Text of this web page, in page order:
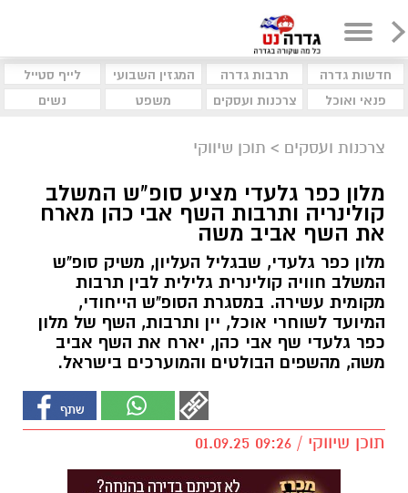
חדשות גדרה תרבות גדרה המגזין השבועי
לייף סטייל
פנאי ואוכל
צרכנות ועסקים משפט נשים
צרכנות ועסקים > תוכן שיווקי
מלון כפר גלעדי מציע סופ"ש המשלב
קולינריה ותרבות השף אבי כהן מארח
את השף אביב משה
מלון כפר גלעדי, שבגליל העליון, משיק סופ"ש
המשלב חוויה קולינרית גלילית לבין תרבות
מקומית עשירה. במסגרת הסופ"ש הייחודי,
המיועד לשוחרי אוכל, יין ותרבות, השף של מלון
כפר גלעדי שף אבי כהן, יארח את השף אביב
משה, מהשפים הבולטים והמוערכים בישראל.
תוכן שיווקי / 09:26 01.09.25